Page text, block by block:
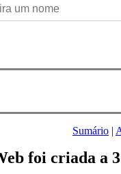
Sumário |
foi criada a